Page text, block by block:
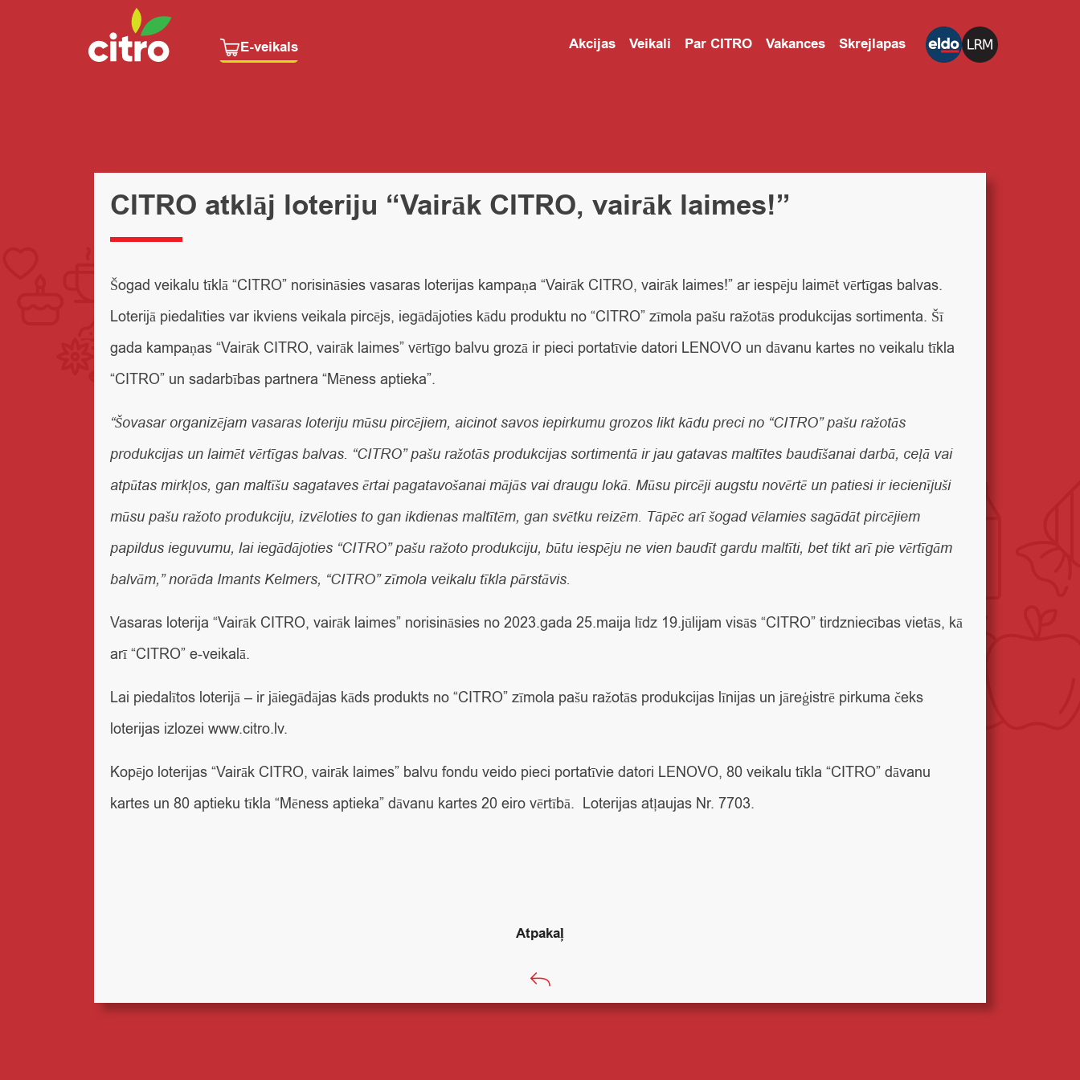
E-veikals Akcijas Veikali Par CITRO Vakances Skrejlapas
CITRO atklāj loteriju “Vairāk CITRO, vairāk laimes!”
Šogad veikalu tīklā “CITRO” norisināsies vasaras loterijas kampaņa “Vairāk CITRO, vairāk laimes!” ar iespēju laimēt vērtīgas balvas.
Loterijā piedalīties var ikviens veikala pircējs, iegādājoties kādu produktu no “CITRO” zīmola pašu ražotās produkcijas sortimenta. Šī
gada kampaņas “Vairāk CITRO, vairāk laimes” vērtīgo balvu grozā ir pieci portatīvie datori LENOVO un dāvanu kartes no veikalu tīkla
“CITRO” un sadarbības partnera “Mēness aptieka”.
“Šovasar organizējam vasaras loteriju mūsu pircējiem, aicinot savos iepirkumu grozos likt kādu preci no “CITRO” pašu ražotās
produkcijas un laimēt vērtīgas balvas. “CITRO” pašu ražotās produkcijas sortimentā ir jau gatavas maltītes baudīšanai darbā, ceļā vai
atpūtas mirkļos, gan maltīšu sagataves ērtai pagatavošanai mājās vai draugu lokā. Mūsu pircēji augstu novērtē un patiesi ir iecienījuši
mūsu pašu ražoto produkciju, izvēloties to gan ikdienas maltītēm, gan svētku reizēm. Tāpēc arī šogad vēlamies sagādāt pircējiem
papildus ieguvumu, lai iegādājoties “CITRO” pašu ražoto produkciju, būtu iespēju ne vien baudīt gardu maltīti, bet tikt arī pie vērtīgām
balvām,” norāda Imants Kelmers, “CITRO” zīmola veikalu tīkla pārstāvis.
Vasaras loterija “Vairāk CITRO, vairāk laimes” norisināsies no 2023.gada 25.maija līdz 19.jūlijam visās “CITRO” tirdzniecības vietās, kā
arī “CITRO” e-veikalā.
Lai piedalītos loterijā – ir jāiegādājas kāds produkts no “CITRO” zīmola pašu ražotās produkcijas līnijas un jāreģistrē pirkuma čeks
loterijas izlozei www.citro.lv.
Kopējo loterijas “Vairāk CITRO, vairāk laimes” balvu fondu veido pieci portatīvie datori LENOVO, 80 veikalu tīkla “CITRO” dāvanu
kartes un 80 aptieku tīkla “Mēness aptieka” dāvanu kartes 20 eiro vērtībā. Loterijas atļaujas Nr. 7703.
Atpakaļ